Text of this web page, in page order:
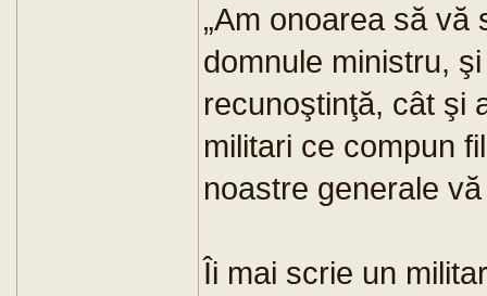
„Am onoarea să
domnule ministru,
recunoştinţă, cât şi
militari ce compun
noastre generale
Îi mai scrie un